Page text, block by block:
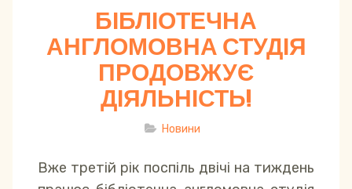
БІБЛІОТЕЧНА
АНГЛОМОВНА СТУДІЯ
ПРОДОВЖУЄ
ДІЯЛЬНІСТЬ!
Новини
Вже третій рік поспіль двічі на тиждень